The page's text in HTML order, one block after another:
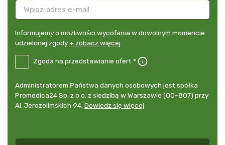
Informujemy
o
wycofania
dowolnym
momencie
udzielonej
Informujemy o możliwości wycofania w dowolnym momencie
udzielonej zgody+ zobacz więcej
DE
przedstawianie
Zgoda na przedstawianie ofert *
Administrator
danych
osobowych
Administratorem Państwa danych osobowych jest spółka
Promedica24 Sp. z o.o. z siedzibą w Warszawie (00-807) przy
Al. Jerozolimskich 94. Dowiedz się więcej